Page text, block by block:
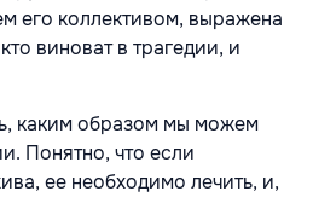
его коллективом, выражена
виноват в трагедии, и
каким образом мы можем
Понятно, что если
ее необходимо лечить, и,